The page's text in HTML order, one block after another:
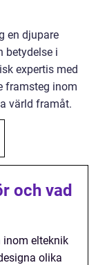
en djupare
betydelse i
expertis med
framsteg inom
värld framåt.
och vad
inom elteknik
olika